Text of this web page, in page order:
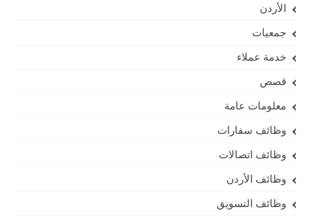
الأردن
جمعيات
خدمة عملاء
قصص
معلومات عامة
وظائف سفارات
وظائف اتصالات
وظائف الأردن
وظائف التسويق